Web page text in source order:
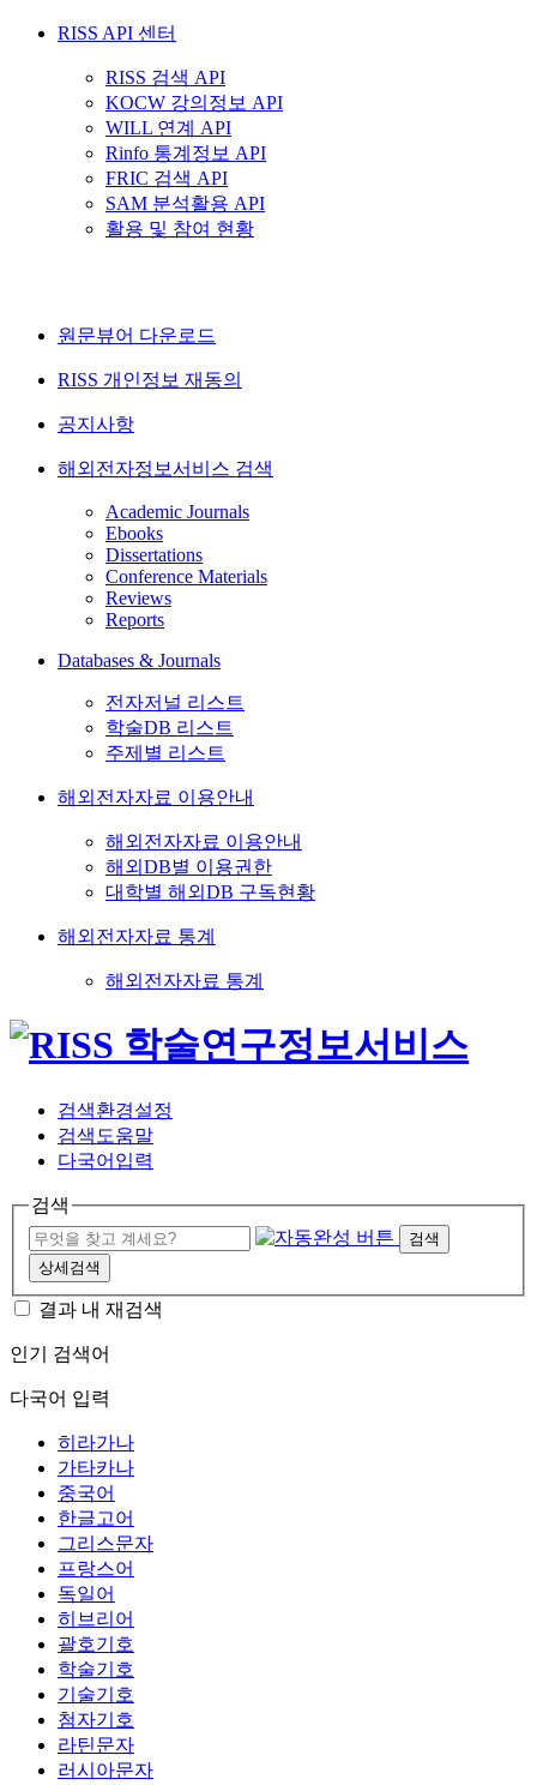
RISS API 센터
RISS 검색 API
KOCW 강의정보 API
WILL 연계 API
Rinfo 통계정보 API
FRIC 검색 API
SAM 분석활용 API
활용 및 참여 현황
원문뷰어 다운로드
RISS 개인정보 재동의
공지사항
해외전자정보서비스 검색
Academic Journals
Ebooks
Dissertations
Conference Materials
Reviews
Reports
Databases & Journals
전자저널 리스트
학술DB 리스트
주제별 리스트
해외전자자료 이용안내
해외전자자료 이용안내
해외DB별 이용권한
대학별 해외DB 구독현황
해외전자자료 통계
해외전자자료 통계
검색환경설정
검색도움말
다국어입력
검색
검색
상세검색
결과 내 재검색
인기 검색어
다국어 입력
히라가나
가타카나
중국어
한글고어
그리스문자
프랑스어
독일어
히브리어
괄호기호
학술기호
기술기호
첨자기호
라틴문자
러시아문자